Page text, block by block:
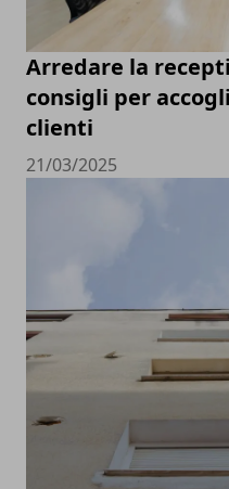
Arredare la
consigli per
clienti
21/03/2025